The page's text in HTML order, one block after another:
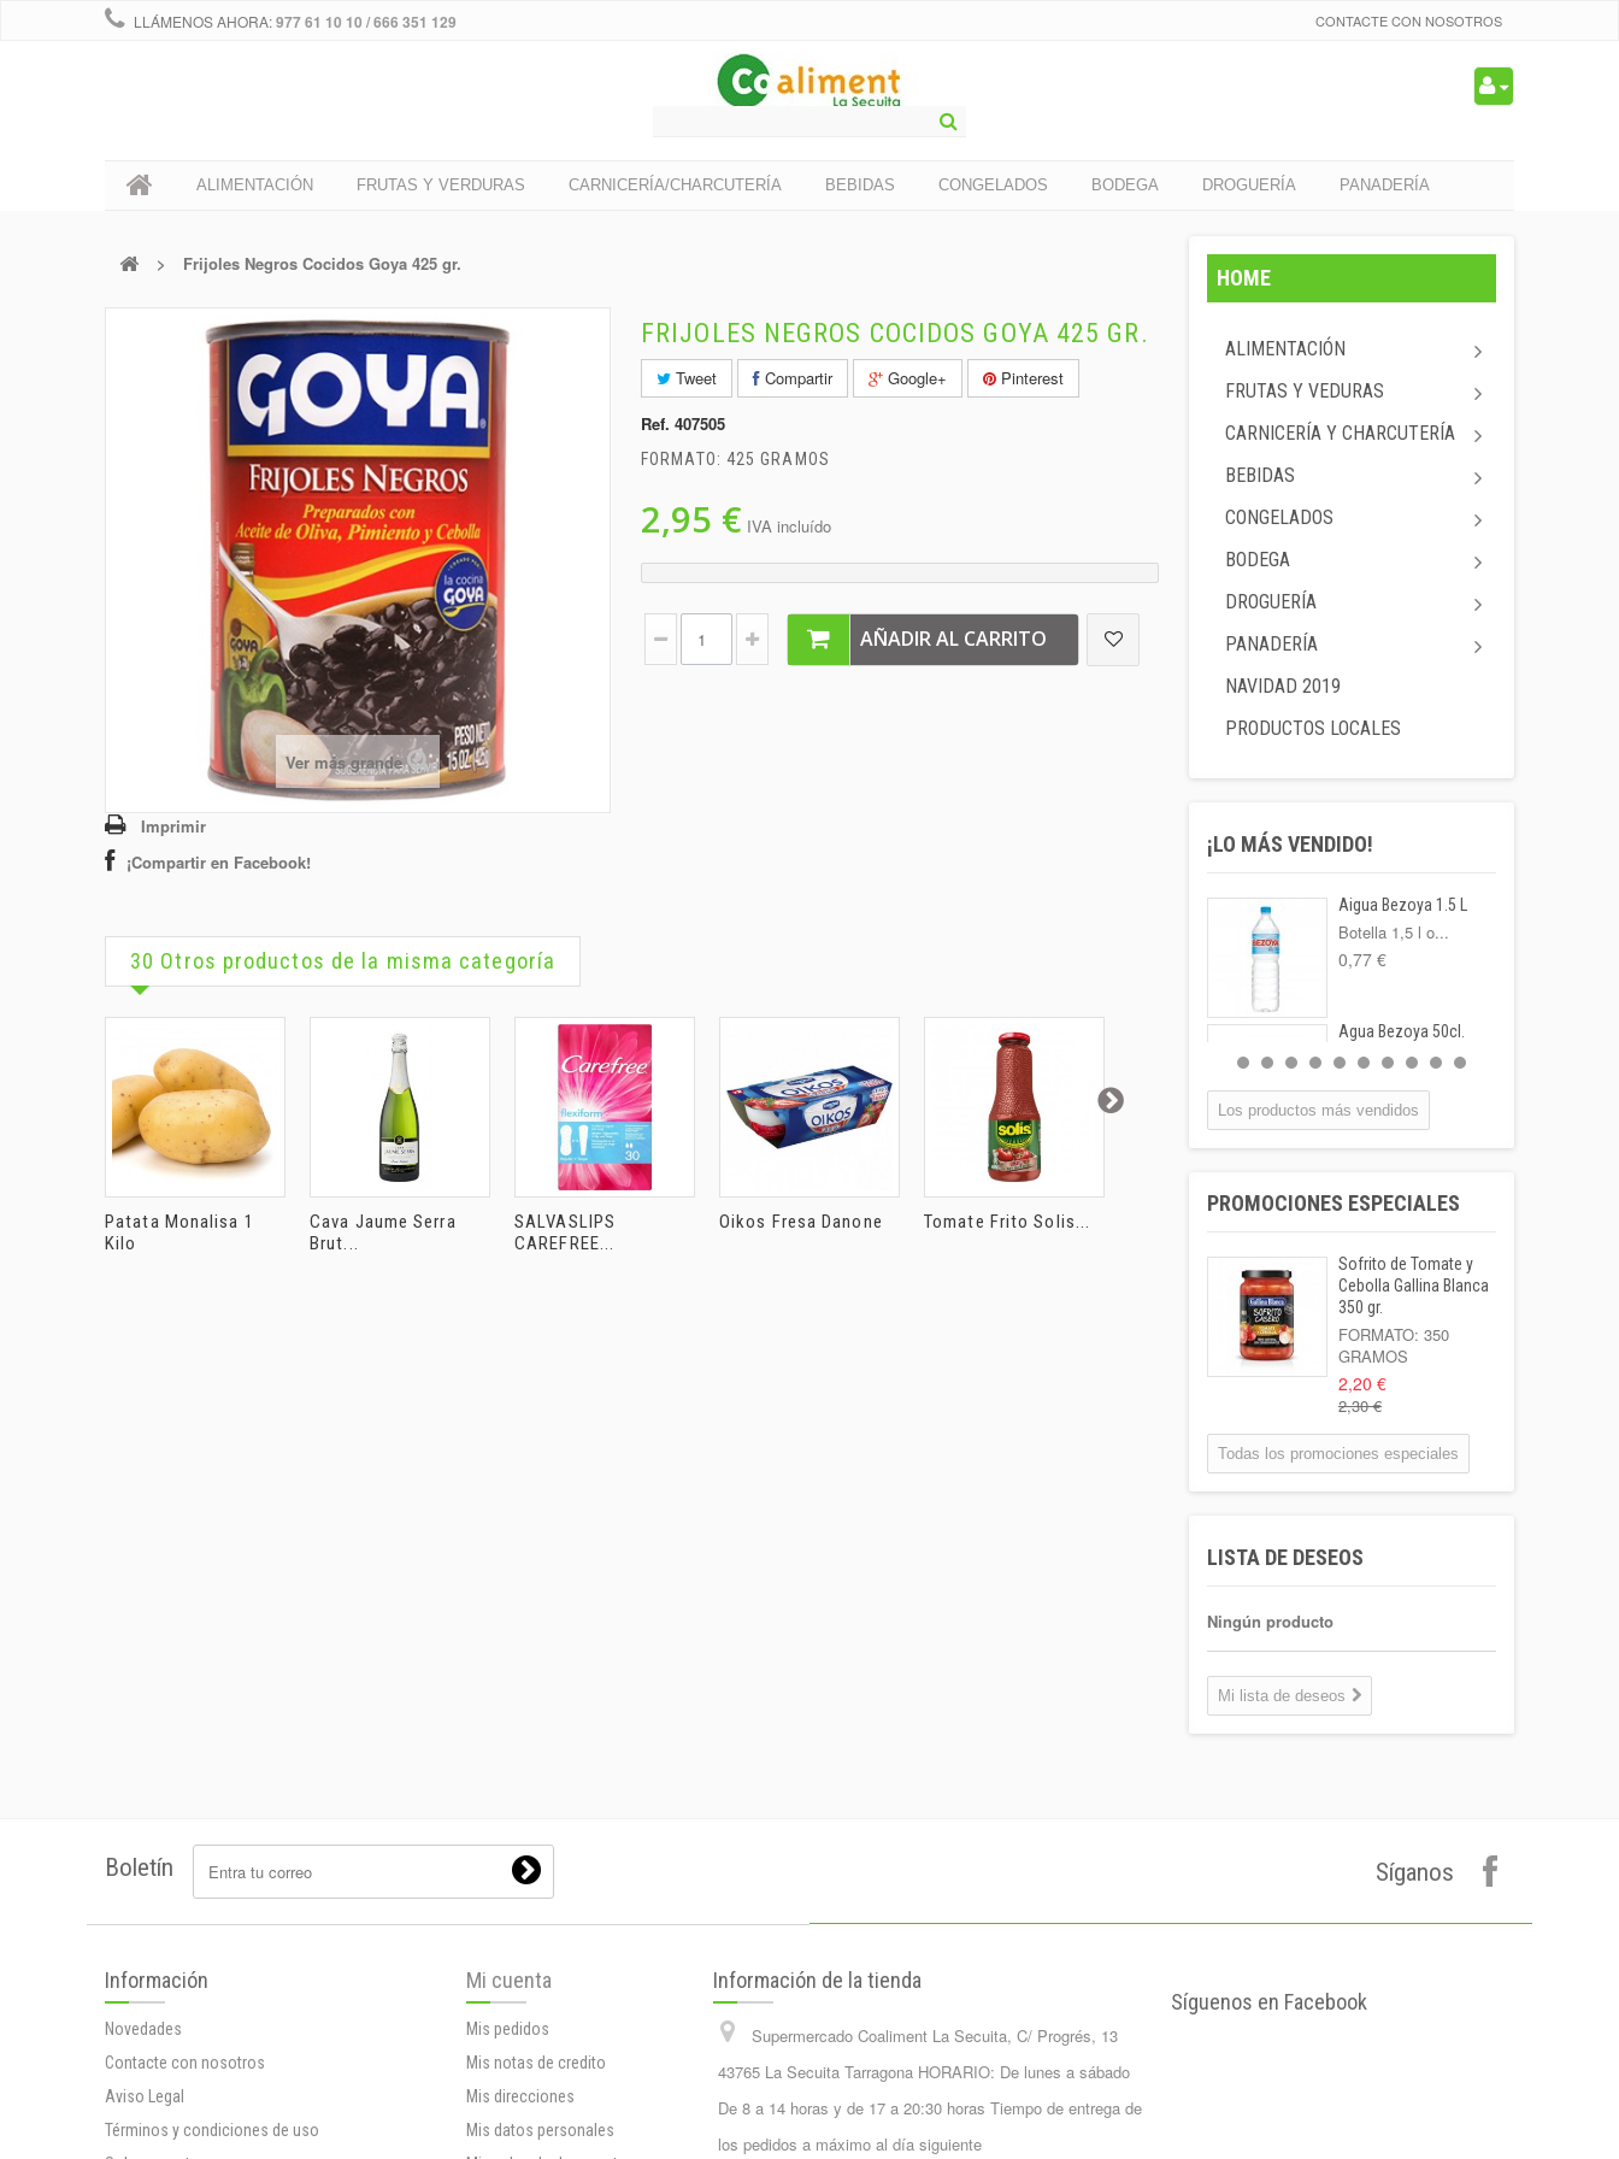
CONTACTE CON NOSOTROS
LLÁMENOS AHORA:977 61 10 10 / 666 351 129
ALIMENTACIÓN FRUTAS Y VERDURAS CARNICERÍA/CHARCUTERÍA BEBIDAS CONGELADOS BODEGA DROGUERÍA PANADERÍA
> Frijoles Negros Cocidos Goya 425 gr.
Ver más grande
Imprimir
¡Compartir en Facebook!
FRIJOLES NEGROS COCIDOS GOYA 425 GR.
Tweet Compartir Google+
Pinterest
Ref. 407505
FORMATO: 425 GRAMOS
2,95 € IVA incluído
AÑADIR AL CARRITO
30 Otros productos de la misma categoría
Patata Monalisa 1
Kilo
Cava Jaume Serra
Brut...
SALVASLIPS
CAREFREE...
Oikos Fresa Danone Tomate Frito Solis...
HOME
ALIMENTACIÓN
FRUTAS Y VEDURAS
CARNICERÍA Y CHARCUTERÍA
BEBIDAS
CONGELADOS
BODEGA
DROGUERÍA
PANADERÍA
NAVIDAD 2019
PRODUCTOS LOCALES
¡LO MÁS VENDIDO!
Aigua Bezoya 1.5 L
Botella 1,5 l o...
0,77 €
Agua Bezoya 50cl.
FORMATO:
0,55 €
Lata 33cl
Leche Coaliment
Semidesnatada
Botella 1l o...
1,02 €
Patata Kenebeck 1
Kilo
Formato: 1 Kilo
1,95 €
L
Lata 33cl
Lata 33cl
0,75 €
kgrs...
1,50 €
FORMATO:
GARRAFA...
Los productos más vendidos
PROMOCIONES ESPECIALES
Sofrito de Tomate y
Cebolla Gallina Blanca
350 gr.
FORMATO: 350
GRAMOS
2,20 €
2,30 €
Todas los promociones especiales
LISTA DE DESEOS
Ningún producto
Mi lista de deseos
Boletín Síganos
Información
Novedades
Contacte con nosotros
Aviso Legal
Términos y condiciones de uso
Mi cuenta
Mis pedidos
Mis notas de credito
Mis direcciones
Mis datos personales
Información de la tienda
Supermercado Coaliment La Secuita, C/ Progrés, 13
43765 La Secuita Tarragona HORARIO: De lunes a sábado
De 8 a 14 horas y de 17 a 20:30 horas Tiempo de entrega de
los pedidos a máximo al día siguiente
Síguenos en Facebook